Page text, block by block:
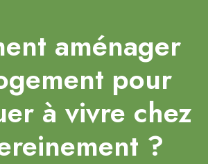
aménager
pour
à vivre chez
?